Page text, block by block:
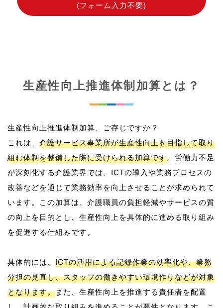
(フォーム入力不要)
生産性向上推進体制加算とは？
生産性向上推進体制加算、ご存じですか？
これは、 介護サービス事業所が生産性向上を目指して取り
組む体制を整備した際に受けられる加算です。労働力不足
が深刻化する介護業界では、ICTの導入や業務プロセスの
改善などを通じて業務効率を向上させることが求められて
います。この加算は、介護職員の負担軽減やサービスの質
の向上を目的とし、生産性向上を具体的に進める取り組み
を促進する仕組みです。
具体的には、 ICTの活用による記録作業の効率化や、業務
分担の見直し、スタッフの働きやすい環境作りなどが対象
となります。また、生産性向上を推進する責任者を配置